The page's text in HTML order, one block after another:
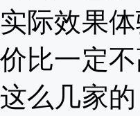
实际效果
价比一定
这么几家